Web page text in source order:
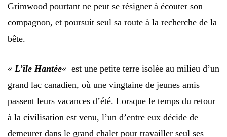
Grimwood pourtant ne peut se résigner à écouter son
compagnon, et poursuit seul sa route à la recherche de la
bête.
« L’île Hantée« est une petite terre isolée au milieu d’un
grand lac canadien, où une vingtaine de jeunes amis
passent leurs vacances d’été. Lorsque le temps du retour
à la civilisation est venu, l’un d’entre eux décide de
demeurer dans le grand chalet pour travailler seul ses